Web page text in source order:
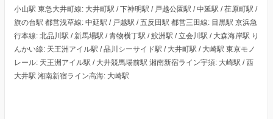
小山駅 東急大井町線: 大井町駅 / 下神明駅 / 戸越公園駅 / 中延駅 / 荏原町駅 /
旗の台駅 都営浅草線: 中延駅 / 戸越駅 / 五反田駅 都営三田線: 目黒駅 京浜急
行本線: 北品川駅 / 新馬場駅 / 青物横丁駅 / 鮫洲駅 / 立会川駅 / 大森海岸駅 り
んかい線: 天王洲アイル駅 / 品川シーサイド駅 / 大井町駅 / 大崎駅 東京モノ
レール: 天王洲アイル駅 / 大井競馬場前駅 湘南新宿ライン宇須: 大崎駅 / 西
大井駅 湘南新宿ライン高海: 大崎駅